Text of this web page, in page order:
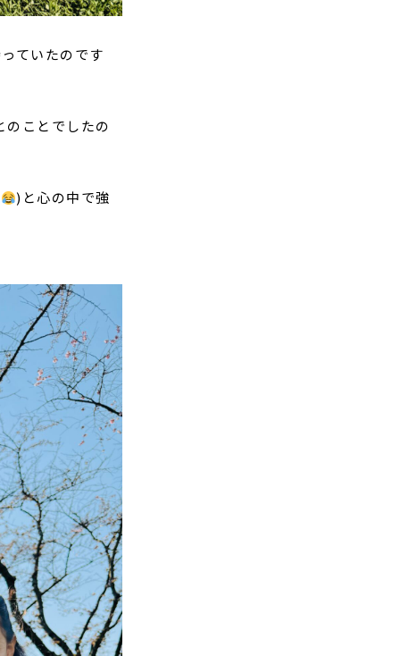
ていたのです
のことでしたの
)と心の中で強